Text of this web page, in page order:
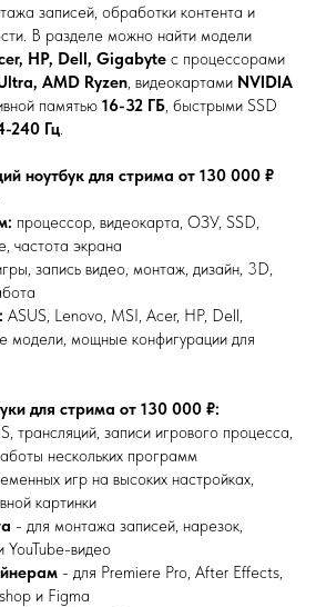
записей, обработки контента и
В разделе можно найти модели
HP, Dell, Gigabyte с процессорами
AMD Ryzen, видеокартами NVIDIA
памятью 16-32 ГБ, быстрыми SSD
240 Гц.
ноутбук для стрима от 130 000 ₽
процессор, видеокарта, ОЗУ, SSD,
частота экрана
запись видео, монтаж, дизайн, 3D,
ASUS, Lenovo, MSI, Acer, HP, Dell,
модели, мощные конфигурации для
для стрима от 130 000 ₽:
трансляций, записи игрового процесса,
нескольких программ
игр на высоких настройках,
картинки
- для монтажа записей, нарезок,
YouTube-видео
- для Premiere Pro, After Effects,
и Figma